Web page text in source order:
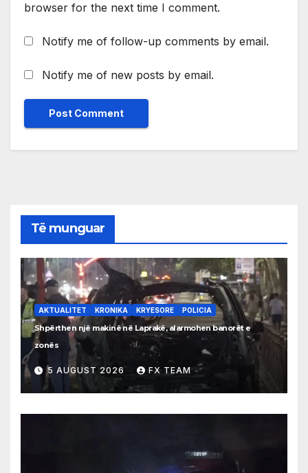
browser for the next time I comment.
Notify me of follow-up comments by email.
Notify me of new posts by email.
Të munguar
AKTUALITET KRONIKA KRYESORE POLICIA
Shpërthen një makinë në Laprakë, alarmohen banorët e
zonës
5 AUGUST 2026 FX TEAM